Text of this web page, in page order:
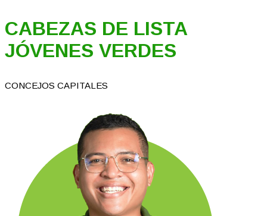
CABEZAS DE LISTA
JÓVENES VERDES
CONCEJOS CAPITALES